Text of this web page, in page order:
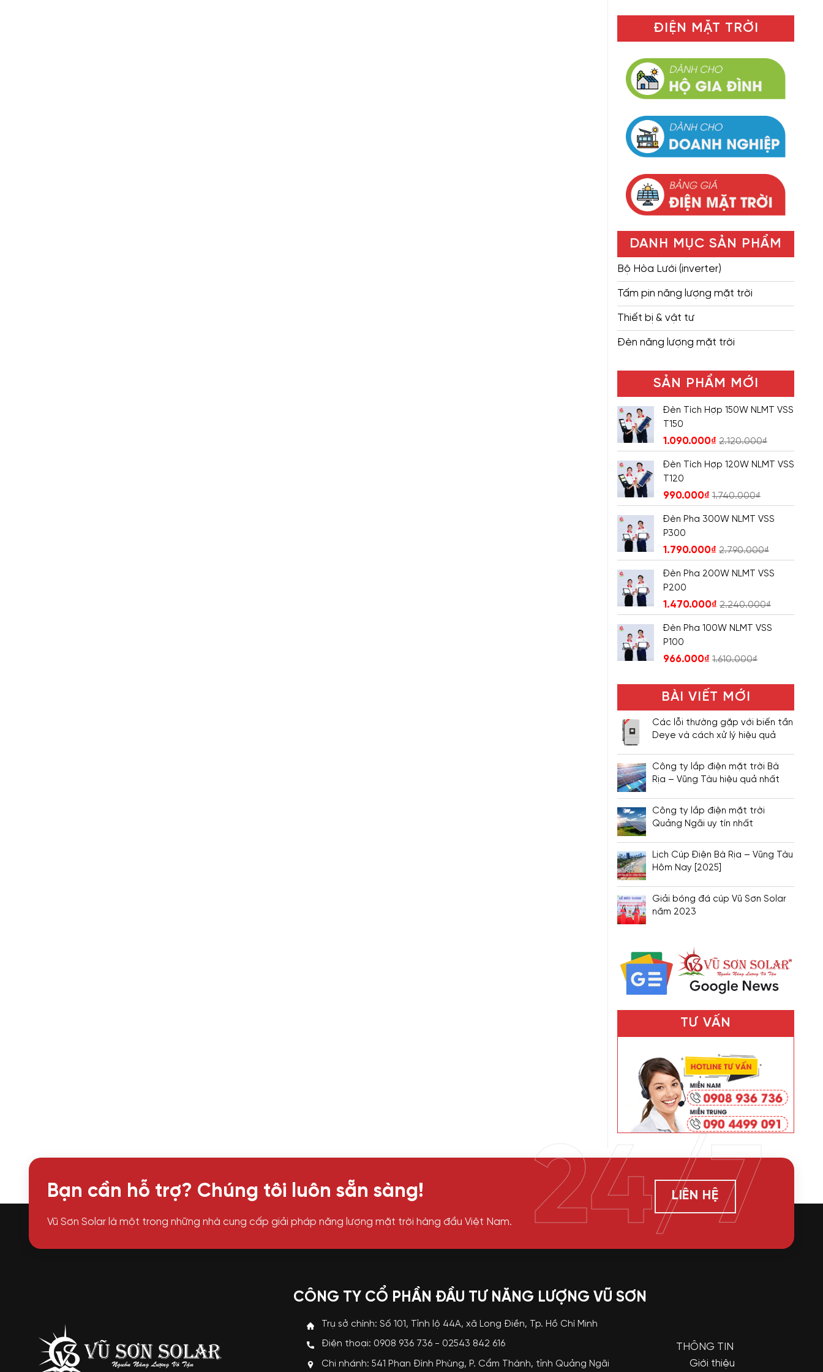
ĐIỆN MẶT TRỜI
DANH MỤC SẢN PHẨM
Bộ Hòa Lưới (inverter)
Tấm pin năng lượng mặt trời
Thiết bị & vật tư
Đèn năng lượng mặt trời
SẢN PHẨM MỚI
Đèn Tích Hợp 150W NLMT VSS
T150
1.090.000₫ 2.120.000₫
Đèn Tích Hợp 120W NLMT VSS
T120
990.000₫ 1.740.000₫
Đèn Pha 300W NLMT VSS
P300
1.790.000₫ 2.790.000₫
Đèn Pha 200W NLMT VSS
P200
1.470.000₫ 2.240.000₫
Đèn Pha 100W NLMT VSS
P100
966.000₫ 1.610.000₫
BÀI VIẾT MỚI
Các lỗi thường gặp với biến tần
Deye và cách xử lý hiệu quả
Công ty lắp điện mặt trời Bà
Rịa – Vũng Tàu hiệu quả nhất
Công ty lắp điện mặt trời
Quảng Ngãi uy tín nhất
Lịch Cúp Điện Bà Rịa – Vũng Tàu
Hôm Nay [2025]
Giải bóng đá cúp Vũ Sơn Solar
năm 2023
TƯ VẤN
Bạn cần hỗ trợ? Chúng tôi luôn sẵn sàng!
Vũ Sơn Solar là một trong những nhà cung cấp giải pháp năng lượng mặt trời hàng đầu Việt Nam.
LIÊN HỆ
24/7
CÔNG TY CỔ PHẦN ĐẦU TƯ NĂNG LƯỢNG VŨ SƠN
Trụ sở chính: Số 101, Tỉnh lộ 44A, xã Long Điền, Tp. Hồ Chí Minh
Điện thoại: 0908 936 736 - 02543 842 616
Chi nhánh: 541 Phan Đình Phùng, P. Cẩm Thành, tỉnh Quảng Ngãi
THÔNG TIN
Giới thiệu